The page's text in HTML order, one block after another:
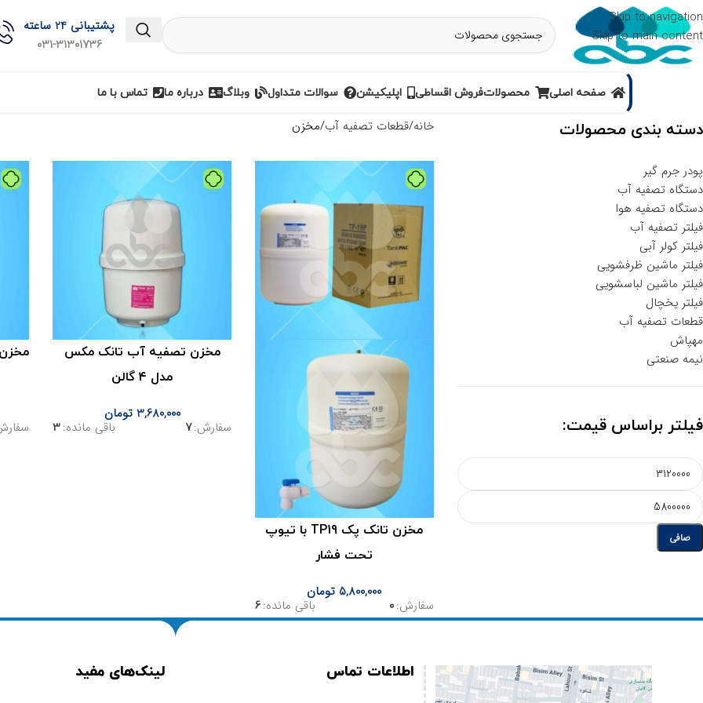
Skip to navigation
Skip to main content
پشتیبانی 24 ساعته
031-31301736
صفحه اصلی محصولاتفروش اقساطی اپلیکیشن سوالات متداول وبلاگ درباره ما تماس با ما
دسته بندی محصولات
پودر جرم گیر
دستگاه تصفیه آب
دستگاه تصفیه هوا
فیلتر تصفیه آب
فیلتر کولر آبی
فیلتر ماشین ظرفشویی
فیلتر ماشین لباسشویی
فیلتر یخچال
قطعات تصفیه آب
مهپاش
نیمه صنعتی
فیلتر براساس قیمت:
صافی
خانه قطعات تصفیه آب مخزن
مخزن تانک پک TP19 با تیوپ
تحت فشار
5,800,000 تومان
سفارش:0 باقی مانده:6
مخزن تصفیه آب تانک مکس
مدل ۴ گالن
3,680,000 تومان
سفارش:7 باقی مانده:3
اطلاعات تماس لینک‌های مفید